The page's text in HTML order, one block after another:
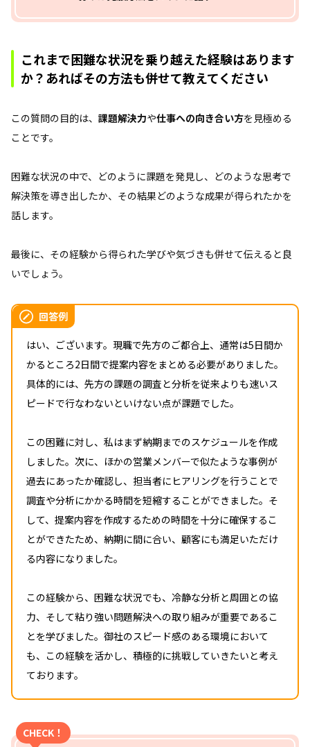
これまで困難な状況を乗り越えた経験はあります
か？あればその方法も併せて教えてください
この質問の目的は、 課題解決力や仕事への向き合い方を見極める
ことです。
困難な状況の中で、どのように課題を発見し、どのような思考で
解決策を導き出したか、その結果どのような成果が得られたかを
話します。
最後に、その経験から得られた学びや気づきも併せて伝えると良
いでしょう。
回答例
はい、ございます。現職で先方のご都合上、通常は5日間か
かるところ2日間で提案内容をまとめる必要がありました。
具体的には、先方の課題の調査と分析を従来よりも速いス
ピードで行なわないといけない点が課題でした。
この困難に対し、私はまず納期までのスケジュールを作成
しました。次に、ほかの営業メンバーで似たような事例が
過去にあったか確認し、担当者にヒアリングを行うことで
調査や分析にかかる時間を短縮することができました。そ
して、提案内容を作成するための時間を十分に確保するこ
とができたため、納期に間に合い、顧客にも満足いただけ
る内容になりました。
この経験から、困難な状況でも、冷静な分析と周囲との協
力、そして粘り強い問題解決への取り組みが重要であるこ
とを学びました。御社のスピード感のある環境において
も、この経験を活かし、積極的に挑戦していきたいと考え
ております。
CHECK！